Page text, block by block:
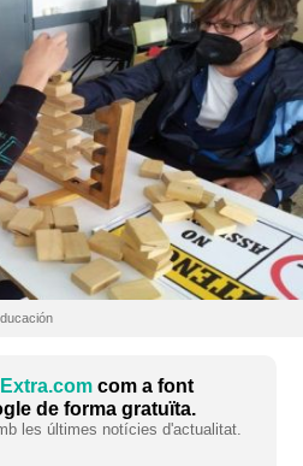
com a font
de forma gratuïta.
les últimes notícies d'actualitat.